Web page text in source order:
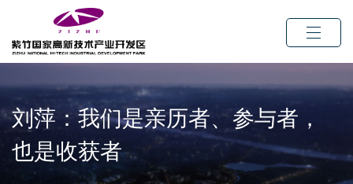
刘萍：我们是亲历者、参与者，
也是收获者